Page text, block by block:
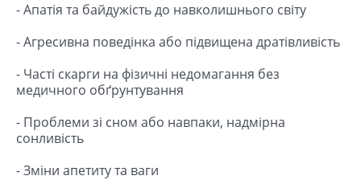
- Апатія та байдужість до навколишнього світу
- Агресивна поведінка або підвищена дратівливість
- Часті скарги на фізичні недомагання без
медичного обґрунтування
- Проблеми зі сном або навпаки, надмірна
сонливість
- Зміни апетиту та ваги